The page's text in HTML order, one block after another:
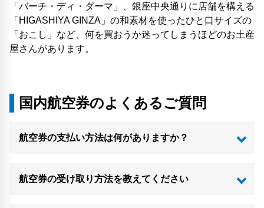
「バーチ・ディ・ダーマ」、銀座中央通りに店舗を構える
「HIGASHIYA GINZA」の和素材を使ったひと口サイズの
「おこし」など、何を買おうか迷ってしまうほどのお土産
屋さんがあります。
国内航空券のよくあるご質問
航空券の支払い方法は何がありますか？
航空券の受け取り方法を教えてください